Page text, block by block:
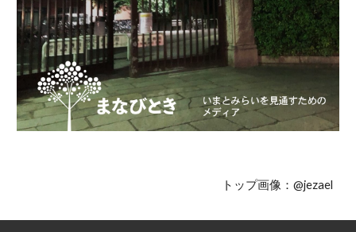
トップ画像： @jezael